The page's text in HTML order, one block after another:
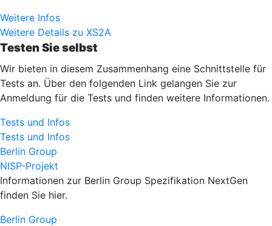
Weitere Infos
Weitere Details zu XS2A
Testen Sie selbst
Wir bieten in diesem Zusammenhang eine Schnittstelle für
Tests an. Über den folgenden Link gelangen Sie zur
Anmeldung für die Tests und finden weitere Informationen.
Tests und Infos
Tests und Infos
Berlin Group
NISP-Projekt
Informationen zur Berlin Group Spezifikation NextGen
finden Sie hier.
Berlin Group